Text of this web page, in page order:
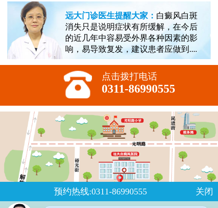
远大门诊医生提醒大家： 白癜风白斑
消失只是说明症状有所缓解，在今后
的近几年中容易受外界各种因素的影
响，易导致复发，建议患者应做到....
点击拨打电话
0311-86990555
预约热线:0311-86990555 关闭